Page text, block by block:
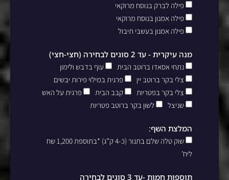
פילה לברק בנוסח מרוקאי
פילה אמנון בנוסח מרוקאי
פילה אמנון בעשבי תיבול
מנה עיקרית - עד 2 סוגים לבחירה (חצי-חצי)
נתחי אסאדו ברוטב הבית
עוף בדבש ולימון
צלי בקר ברוטב יין
פרגית במילוי פירות יבשים
צלי בקר בפטריות
קבב הבית
פרגית על האש
שניצל
לשון בקר ברוטב פטריות
המלצת השף:
שוק טלה שלם בתנור (כ-4 ק”ג) *בתוספת 1,200 שח
ליח’
תוספות חמות -עד 3 סוגים לבחירה